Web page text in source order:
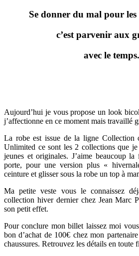
Se donner du mal pour les
c’est parvenir aux
avec le temps.
Aujourd’hui je vous propose un look
j’affectionne en ce moment mais travaillé
La robe est issue de la ligne Collection
Unlimited ce sont les 2 collections que
jeunes et originales. J’aime beaucoup
porte, pour une version plus «
ceinture et glisser sous la robe un top à
Ma petite veste vous le connaissez
collection hiver dernier chez Jean Marc
son petit effet.
Pour conclure mon billet laissez moi
bon d’achat de 100€ chez mon
chaussures. Retrouvez les détails en toute